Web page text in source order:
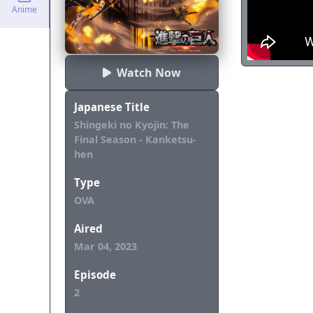
Anime
Watch Now
Japanese Title
Shingeki no Kyojin: The
Final Season - Kanketsu-
hen
Type
OVA
Aired
Mar 04, 2023
Episode
2